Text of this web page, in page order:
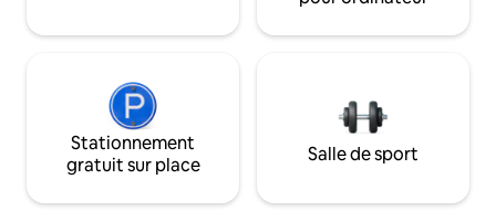
Stationnement
gratuit sur place
Salle de sport